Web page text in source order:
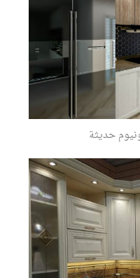
حديثة